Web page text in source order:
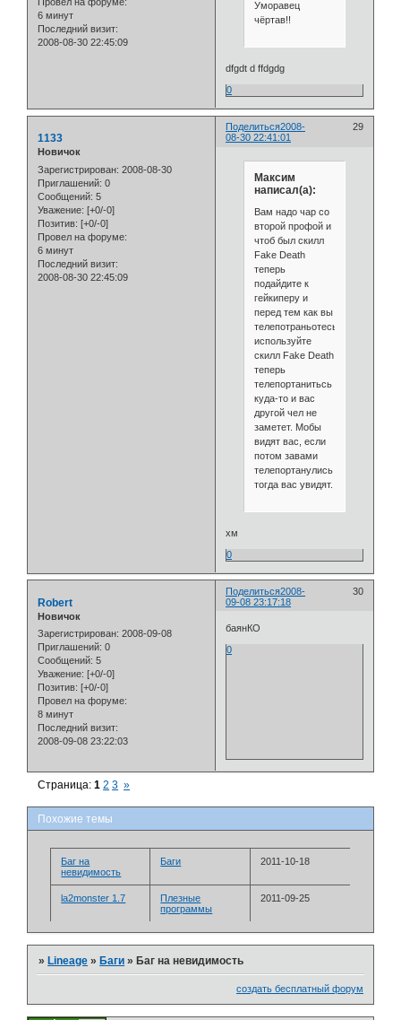
6 минут
Последний визит:
2008-08-30 22:45:09
Уморавец
чёртав!!
dfgdt d ffdgdg
0
Поделиться 29
2008-
08-30 22:41:01
1133
Новичок
Зарегистрирован: 2008-08-30
Приглашений: 0
Сообщений: 5
Уважение: [+0/-0]
Позитив: [+0/-0]
Провел на форуме:
6 минут
Последний визит:
2008-08-30 22:45:09
Максим
написал(а):
Вам надо чар со
второй профой и
чтоб был скилл
Fake Death
теперь
подайдите к
гейкиперу и
перед тем как вы
телепотраньотесь
используйте
скилл Fake Death
теперь
телепортанитьсь
куда-то и вас
другой чел не
заметет. Мобы
видят вас, если
потом завами
телепортанулись
тогда вас увидят.
хм
0
Поделиться 30
2008-
09-08 23:17:18
Robert
Новичок
Зарегистрирован: 2008-09-08
Приглашений: 0
Сообщений: 5
Уважение: [+0/-0]
Позитив: [+0/-0]
Провел на форуме:
8 минут
Последний визит:
2008-09-08 23:22:03
баянКО
0
Страница:1 2 3 »
Похожие темы
Баг на
невидимость
Баги 2011-10-18
la2monster 1.7
Плезные
программы
2011-09-25
»Lineage »Баги »Баг на невидимость
создать бесплатный форум